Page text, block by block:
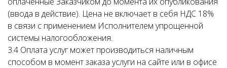
(ввода в действие). Цена не включает в себя НДС 18%
в связи с применением Исполнителем упрощенной
системы налогообложения.
3.4 Оплата услуг может производиться наличным
способом в момент заказа услуги на сайте или в офисе